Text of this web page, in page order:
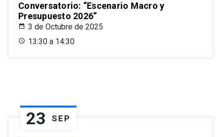
Conversatorio: “Escenario Macro y
Presupuesto 2026”
3 de Octubre de 2025
13:30 a 14:30
23 SEP